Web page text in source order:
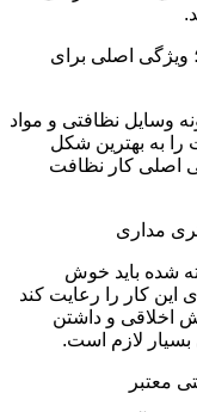
ویژگی اصلی برای
وسایل نظافتی و مواد
را به بهترین شکل
اصلی کار نظافت
مداری
شده باید خوش
این کار را رعایت کند
اخلاقی و داشتن
لازم است.
معتبر